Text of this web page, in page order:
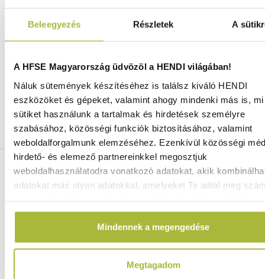
Beleegyezés Részletek A
A HFSE Magyarország üdvözöl a HENDI világában!
Náluk sütemények készítéséhez is találsz kiváló HENDI
eszközöket és gépeket, valamint ahogy mindenki más is,
sütiket használunk a tartalmak és hirdetések személyre
szabásához, közösségi funkciók biztosításához, valamint
weboldalforgalmunk elemzéséhez. Ezenkívül közösségi
hirdető- és elemező partnereinkkel megosztjuk
weboldalhasználatodra vonatkozó adatokat, akik
adatokat más olyan adatokkal, amelyeket Te adtál meg
Mindennek a megengedése
Megtagadom
Ingyenes szállítás 25 000 Ft felett
Szállítás akár 1 munkanapon belül
Mindig a legkedvezőbb HENDI árak
Több mint 2000 termék raktáron
ELÉRHETŐSÉGEINK
info@hfse.hu